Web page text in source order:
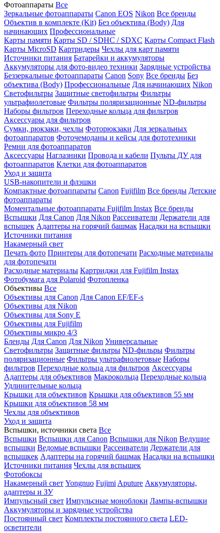
Фотоаппараты Все
Зеркальные фотоаппараты Canon EOS Nikon Все бренды
Объектив в комплекте (Kit) Без объектива (Body) Для
начинающих Профессиональные
Карты памяти Карты SD / SDHC / SDXC Карты Compact Flash
Карты MicroSD Картридеры Чехлы для карт памяти
Источники питания Батарейки и аккумуляторы
Аккумуляторы для фото-видео техники Зарядные устройства
Беззеркальные фотоаппараты Canon Sony Все бренды Без
объектива (Body) Профессиональные Для начинающих Nikon
Светофильтры Защитные светофильтры Фильтры
ультрафиолетовые Фильтры поляризационные ND-фильтры
Наборы фильтров Переходные кольца для фильтров
Аксессуары для фильтров
Сумки, рюкзаки, чехлы Фоторюкзаки Для зеркальных
фотоаппаратов Фоточемоданы и кейсы для фототехники
Ремни для фотоаппаратов
Аксессуары Наглазники Провода и кабели Пульты ДУ для
фотоаппаратов Клетки для фотоаппаратов
Уход и защита
USB-накопители и флэшки
Компактные фотоаппараты Canon Fujifilm Все бренды Детские
фотоаппараты
Моментальные фотоаппараты Fujifilm Instax Все бренды
Вспышки Для Canon Для Nikon Рассеиватели Держатели для
вспышек Адаптеры на горячий башмак Насадки на вспышки
Источники питания
Накамерный свет
Печать фото Принтеры для фотопечати Расходные материалы
для фотопечати
Расходные материалы Картриджи для Fujifilm Instax
Фотобумага для Polaroid Фотопленка
Объективы Все
Объективы для Canon Для Canon EF/EF-s
Объективы для Nikon
Объективы для Sony E
Объективы для Fujifilm
Объективы микро 4/3
Бленды Для Canon Для Nikon Универсальные
Светофильтры Защитные фильтры ND-фильры Фильтры
поляризационные Фильтры ультрафиолетовые Наборы
фильтров Переходные кольца для фильтров Аксессуары
Адаптеры для объективов Макрокольца Переходные кольца
Удлинительные кольца
Крышки для объективов Крышки для объективов 55 мм
Крышки для объективов 58 мм
Чехлы для объективов
Уход и защита
Вспышки, источники света Все
Вспышки Вспышки для Canon Вспышки для Nikon Ведущие
вспышки Ведомые вспышки Рассеиватели Держатели для
вспышкек Адаптеры на горячий башмак Насадки на вспышки
Источники питания Чехлы для вспышек
Фотобоксы
Накамерный свет Yongnuo Fujimi Aputure Аккумуляторы,
адаптеры и ЗУ
Импульсный свет Импульсные моноблоки Лампы-вспышки
Аккумуляторы и зарядные устройства
Постоянный свет Комплекты постоянного света LED-
осветители